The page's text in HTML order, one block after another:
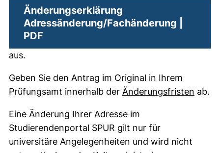
Änderungserklärung
Adressänderung/Fachänderung |
PDF
aus.
Geben Sie den Antrag im Original in Ihrem
Prüfungsamt innerhalb der Änderungsfristen ab.
Eine Änderung Ihrer Adresse im
Studierendenportal SPUR gilt nur für
universitäre Angelegenheiten und wird nicht